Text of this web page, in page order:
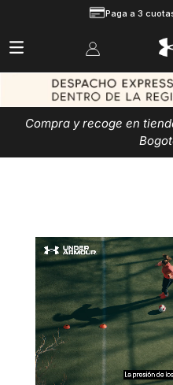
Paga a 3
Compra y recoge en